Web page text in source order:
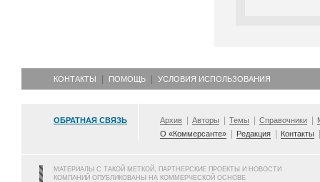
КОНТАКТЫ ПОМОЩЬ УСЛОВИЯ ИСПОЛЬЗОВАНИЯ
ОБРАТНАЯ СВЯЗЬ Архив Авторы Темы Справочники
О «Коммерсанте»
Редакция Контакты
МАТЕРИАЛЫ С ТАКОЙ МЕТКОЙ, ПАРТНЕРСКИЕ ПРОЕКТЫ И НОВОСТИ
КОМПАНИЙ ОПУБЛИКОВАНЫ НА КОММЕРЧЕСКОЙ ОСНОВЕ